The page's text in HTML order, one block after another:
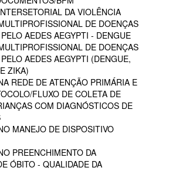
DA VIOLÊNCIA
DE DOENÇAS
AEDES AEGYPTI - DENGUE
DE DOENÇAS
AEDES AEGYPTI (DENGUE,
ZIKA)
REDE DE ATENÇÃO PRIMÁRIA E
FLUXO DE COLETA DE
COM DIAGNÓSTICOS DE
MANEJO DE DISPOSITIVO
PREENCHIMENTO DA
ÓBITO - QUALIDADE DA